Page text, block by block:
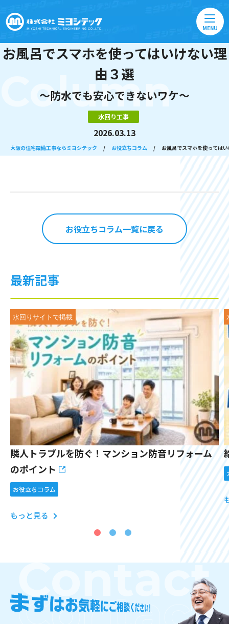
MENU
お風呂でスマホを使ってはいけない理
由３選
～防水でも安心できないワケ～
水回り工事
2026.03.13
Column
大阪の住宅設備工事ならミヨシテック / お役立ちコラム / お風呂でスマホを使っては
お役立ちコラム一覧に戻る
最新記事
隣人トラブルを防ぐ！マンション防音リフォーム
のポイント
お役立ちコラム
もっと見る